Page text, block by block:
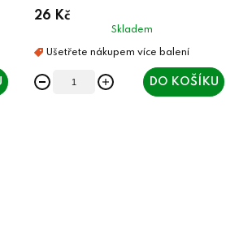
26 Kč
Skladem
DO KOŠÍKU